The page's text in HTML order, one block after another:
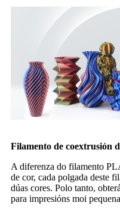
Filamento de coextrusión
A diferenza do filamento
de cor, cada polgada deste
dúas cores. Polo tanto,
para impresións moi